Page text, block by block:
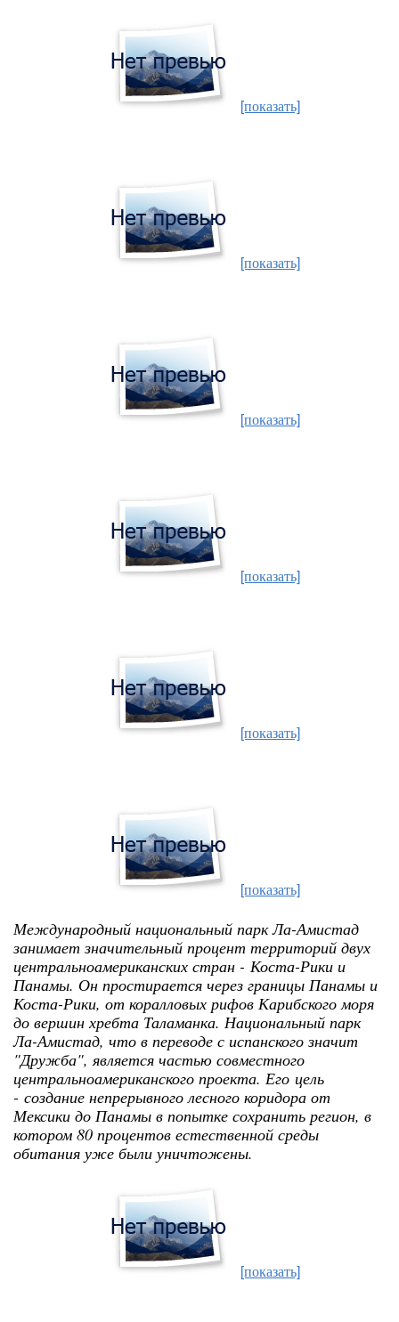
[показать]
[показать]
[показать]
[показать]
[показать]
[показать]
Международный национальный парк Ла-Амистад
занимает значительный процент территорий двух
центральноамериканских стран - Коста-Рики и
Панамы. Он простирается через границы Панамы и
Коста-Рики, от коралловых рифов Карибского моря
до вершин хребта Таламанка. Национальный парк
Ла-Амистад, что в переводе с испанского значит
"Дружба", является частью совместного
центральноамериканского проекта. Его цель
- создание непрерывного лесного коридора от
Мексики до Панамы в попытке сохранить регион, в
котором 80 процентов естественной среды
обитания уже были уничтожены.
[показать]